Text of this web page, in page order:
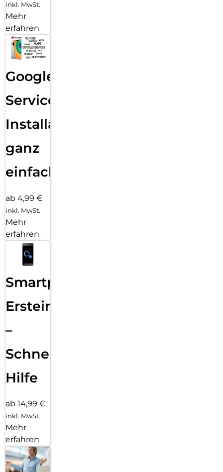
inkl. MwSt.
Mehr
erfahren
Google
Services
Installation
ganz
einfach
ab 4,99 €
inkl. MwSt.
Mehr
erfahren
Smartphone
Ersteinrichtung
–
Schnelle
Hilfe
ab 14,99 €
inkl. MwSt.
Mehr
erfahren